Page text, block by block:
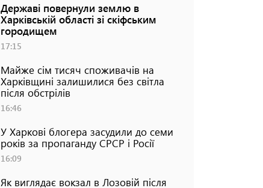
Державі повернули землю в
Харківській області зі скіфським
городищем
17:15
Майже сім тисяч споживачів на
Харківщині залишилися без світла
після обстрілів
16:46
У Харкові блогера засудили до семи
років за пропаганду СРСР і Росії
16:09
Як виглядає вокзал в Лозовій після